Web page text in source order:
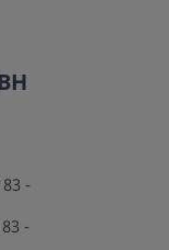
-
-